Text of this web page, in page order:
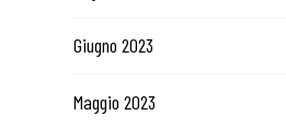
Giugno 2023
Maggio 2023